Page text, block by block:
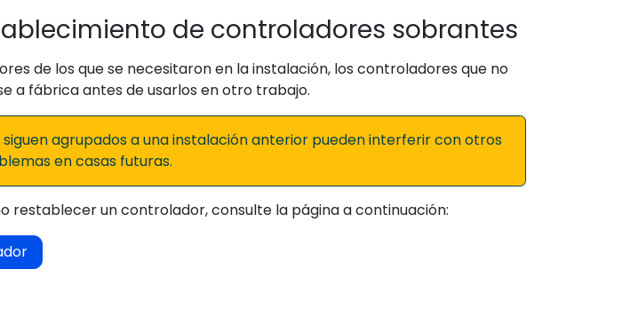
de controladores sobrantes
de los que se necesitaron en la instalación, los controladores que no
a fábrica antes de usarlos en otro trabajo.
agrupados a una instalación anterior pueden interferir con otros
en casas futuras.
restablecer un controlador, consulte la página a continuación: